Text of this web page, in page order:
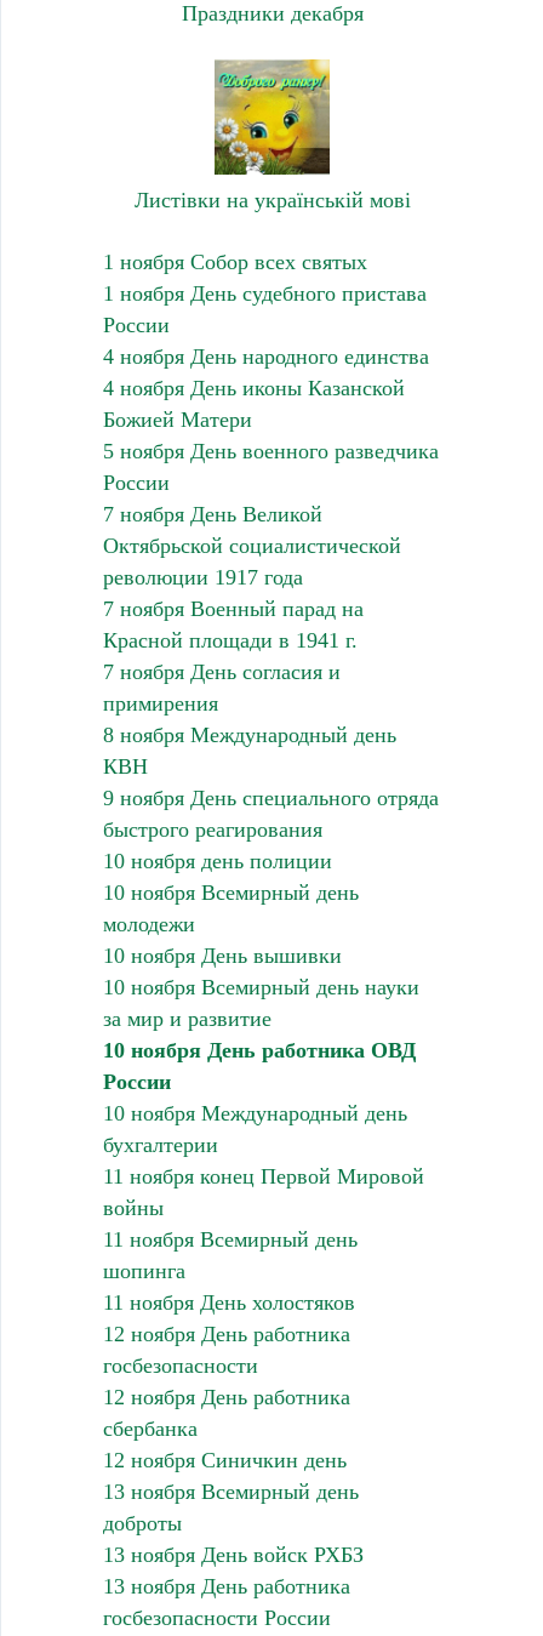
Праздники декабря
Листівки на українській мові
1 ноября Собор всех святых
1 ноября День судебного пристава
России
4 ноября День народного единства
4 ноября День иконы Казанской
Божией Матери
5 ноября День военного разведчика
России
7 ноября День Великой
Октябрьской социалистической
революции 1917 года
7 ноября Военный парад на
Красной площади в 1941 г.
7 ноября День согласия и
примирения
8 ноября Международный день
КВН
9 ноября День специального отряда
быстрого реагирования
10 ноября день полиции
10 ноября Всемирный день
молодежи
10 ноября День вышивки
10 ноября Всемирный день науки
за мир и развитие
10 ноября День работника ОВД
России
10 ноября Международный день
бухгалтерии
11 ноября конец Первой Мировой
войны
11 ноября Всемирный день
шопинга
11 ноября День холостяков
12 ноября День работника
госбезопасности
12 ноября День работника
сбербанка
12 ноября Синичкин день
13 ноября Всемирный день
доброты
13 ноября День войск РХБЗ
13 ноября День работника
госбезопасности России